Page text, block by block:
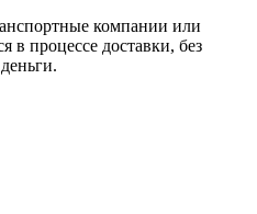
компании или
в процессе доставки, без